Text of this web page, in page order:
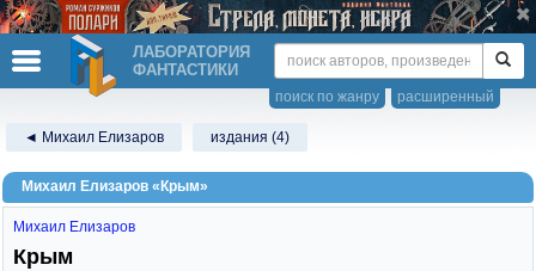
ЛАБОРАТОРИЯ
ФАНТАСТИКИ
расширенный
поиск по жанру
◄ Михаил Елизаров издания (4)
Михаил Елизаров «Крым»
Михаил Елизаров
Крым